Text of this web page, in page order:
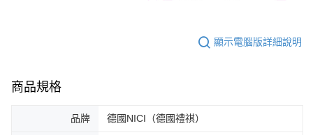
顯示電腦版詳細說明
商品規格
品牌 德國NICI（德國禮祺）